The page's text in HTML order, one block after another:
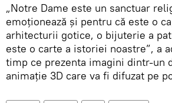
„Notre Dame este un sanctuar
emoţionează și pentru că este o
arhitecturii gotice, o bijuterie a
este o carte a istoriei noastre”, a
timp ce prezenta imagini dintr-un
animație 3D care va fi difuzat pe